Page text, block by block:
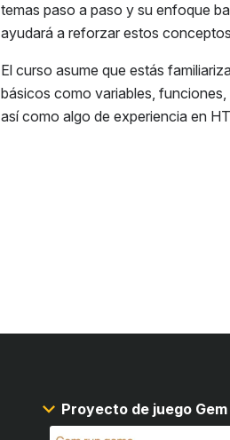
temas paso a paso y su enfoque
ayudará a reforzar estos
El curso asume que estás
básicos como variables,
así como algo de experiencia en
Proyecto de juego Gem